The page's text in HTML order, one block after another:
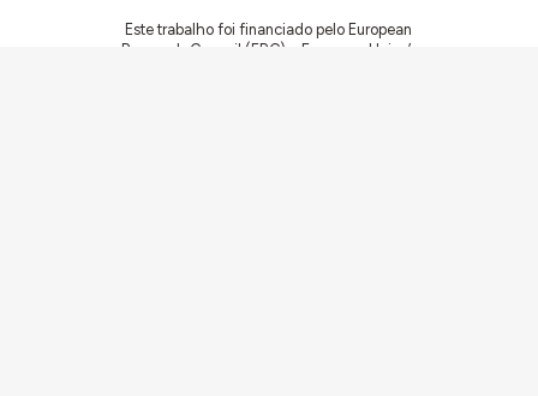
Este trabalho foi financiado pelo European
Research Council (ERC) – European Union’s